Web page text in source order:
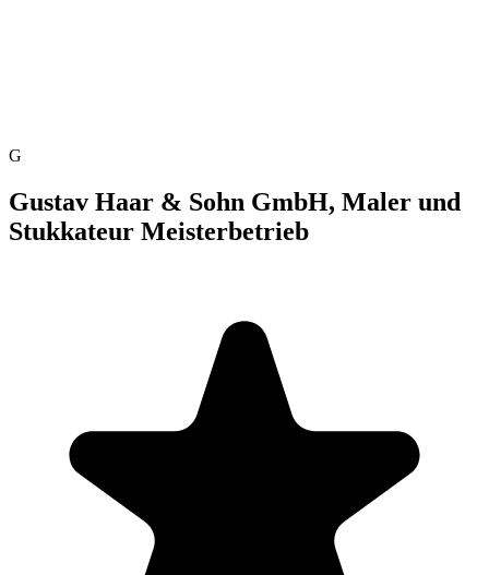
G
Gustav Haar & Sohn GmbH, Maler und
Stukkateur Meisterbetrieb